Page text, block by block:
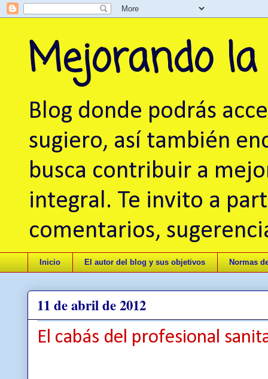
Mejorando
Blog donde podrás
sugiero, así también
busca contribuir a
integral. Te invito a
comentarios,
Inicio El autor del blog y sus objetivos Normas
11 de abril de 2012
El cabás del profesional